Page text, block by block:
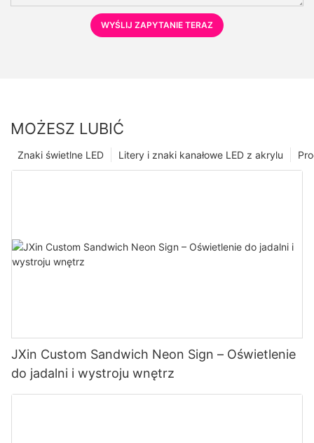
WYŚLIJ ZAPYTANIE TERAZ
MOŻESZ LUBIĆ
Litery i znaki kanałowe LED z akrylu
Znaki świetlne LED
JXin Custom Sandwich Neon Sign – Oświetlenie
do jadalni i wystroju wnętrz